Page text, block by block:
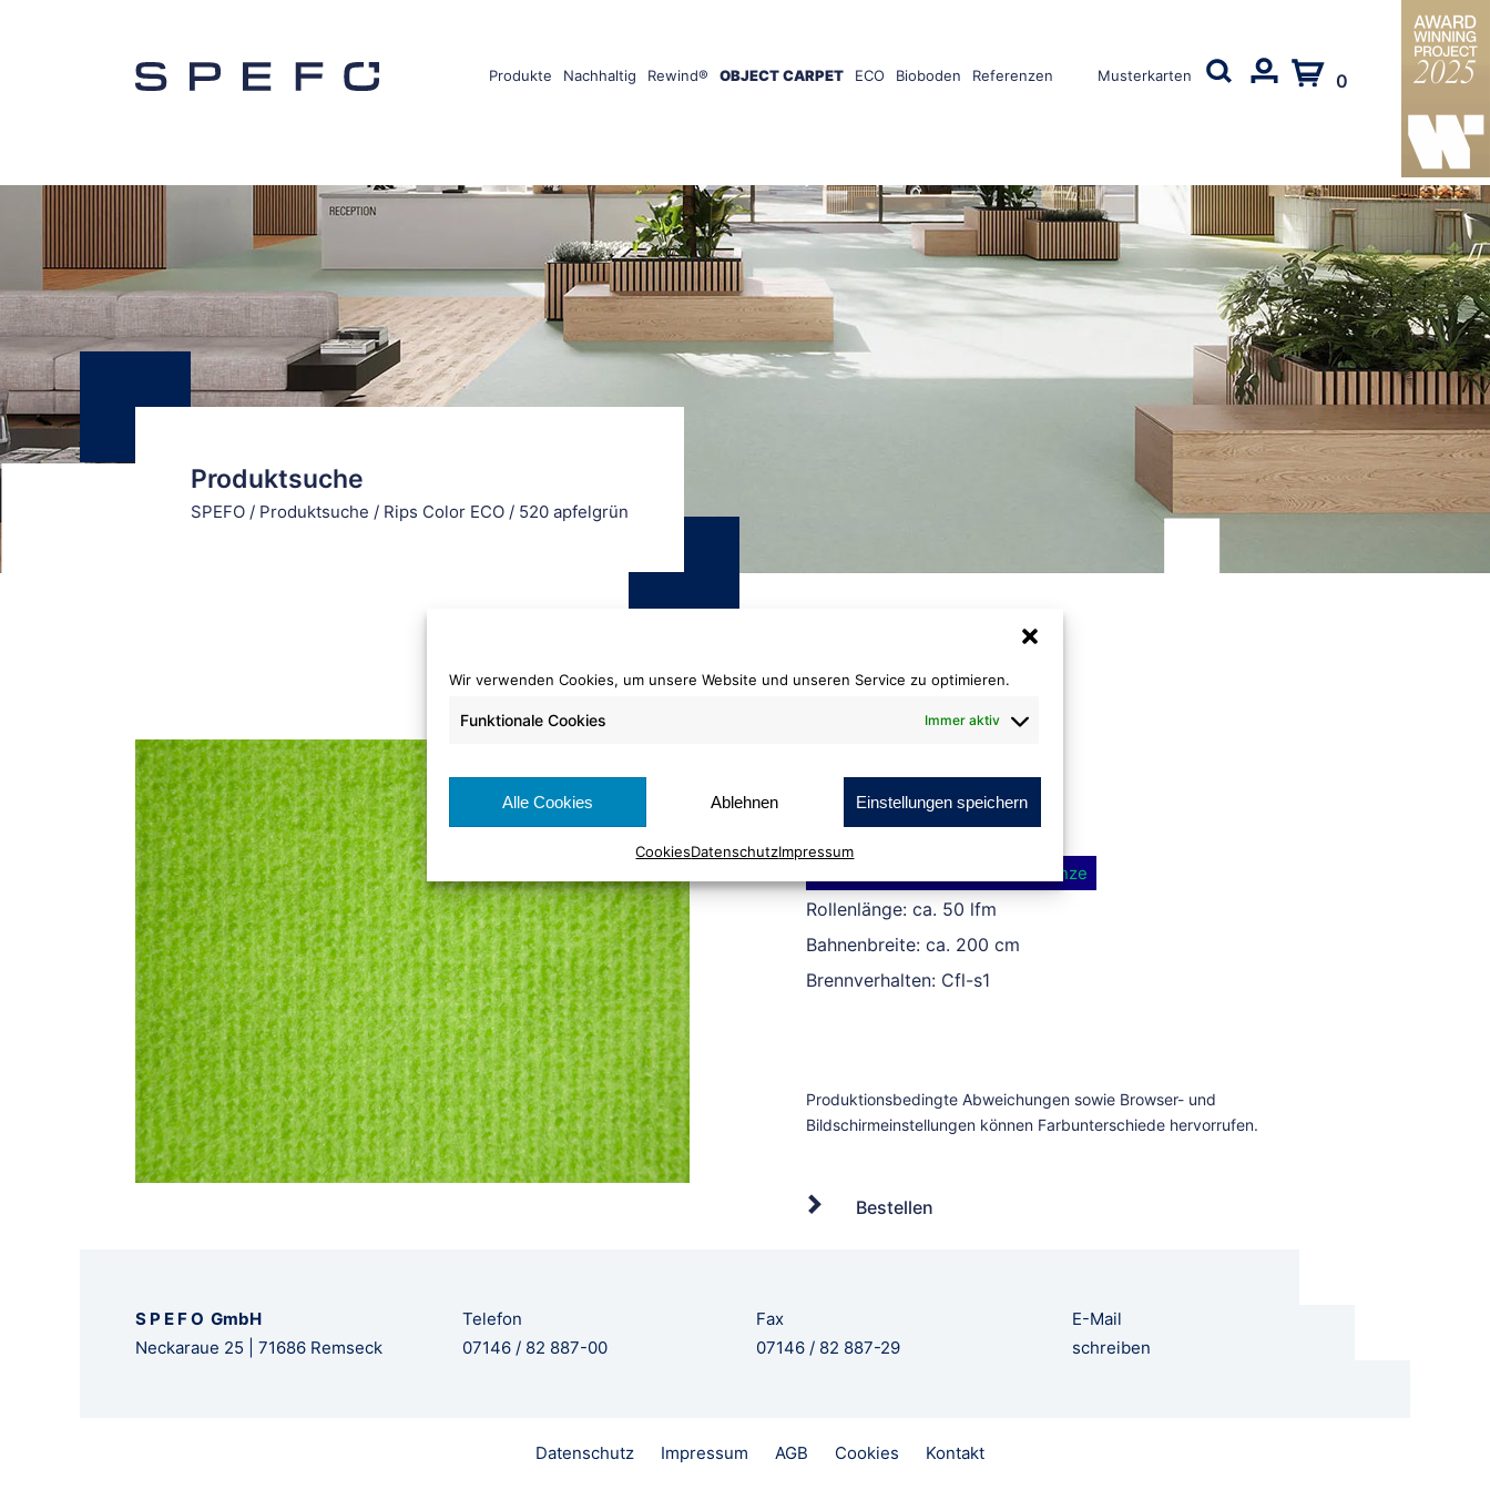
Wir verwenden Cookies, um unsere Website und unseren Service zu optimieren.
Funktionale Cookies Immer aktiv
Alle Cookies Ablehnen Einstellungen speichern
CookiesDatenschutzImpressum
Produkte Nachhaltig Rewind® OBJECT CARPET ECO Bioboden Referenzen Musterkarten 0
Produktsuche
SPEFO / Produktsuche / Rips Color ECO / 520 apfelgrün
520 apfelgrün
Bronze
Rollenlänge: ca. 50 lfm
Bahnenbreite: ca. 200 cm
Brennverhalten: Cfl-s1
Bestellen
S P E F O GmbH
Neckaraue 25 | 71686 Remseck
Telefon
07146 / 82 887-00
Fax
07146 / 82 887-29
E-Mail
schreiben
Datenschutz Impressum AGB Cookies Kontakt